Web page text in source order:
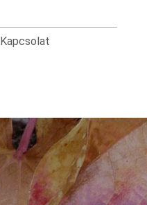
Kapcsolat